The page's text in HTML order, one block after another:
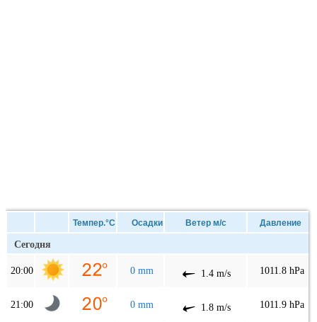
Темпер.°C Осадки Ветер м/с Давление
Сегодня
20:00 0 mm 1.4 m/s 1011.8 hPa
21:00 0 mm 1.8 m/s 1011.9 hPa